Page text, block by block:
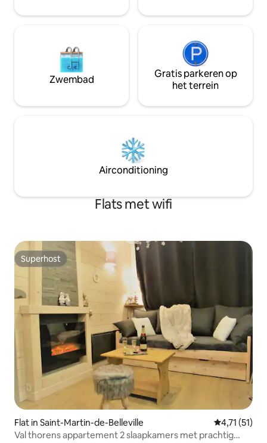
Zwembad
Gratis parkeren op
het terrein
Airconditioning
Flats met wifi
Superhost
Superhost
Flat in Saint-Martin-de-Belleville Gemiddelde
4,71 (51)
Val thorens appartement 2 slaapkamers met prachtig